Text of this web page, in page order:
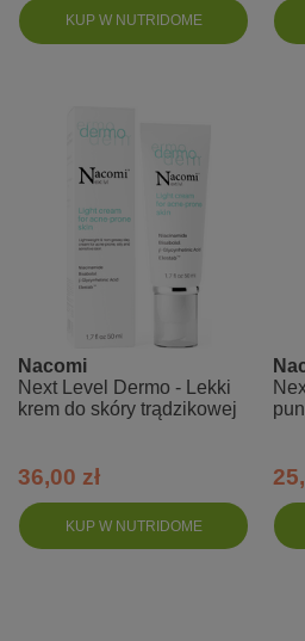
KUP W NUTRIDOME
KUP W NUTRIDOME
Nacomi
Next Level Dermo - Lekki
krem do skóry trądzikowej
36,00 zł